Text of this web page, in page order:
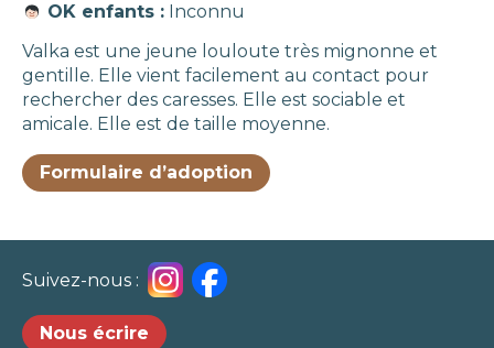
OK enfants : Inconnu
Valka est une jeune louloute très mignonne et
gentille. Elle vient facilement au contact pour
rechercher des caresses. Elle est sociable et
amicale. Elle est de taille moyenne.
Formulaire d’adoption
Suivez-nous :
Nous écrire